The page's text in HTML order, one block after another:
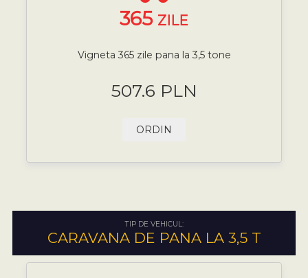
365 ZILE
Vigneta 365 zile pana la 3,5 tone
507.6 PLN
ORDIN
TIP DE VEHICUL:
CARAVANA DE PANA LA 3,5 T